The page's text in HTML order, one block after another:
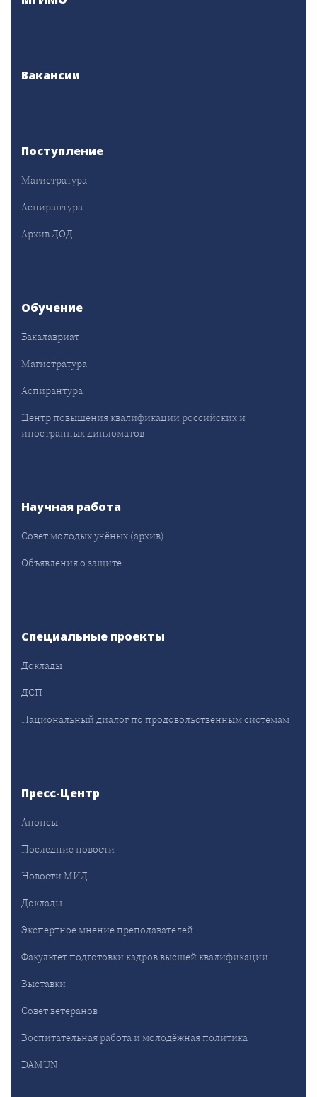
Вакансии
Поступление
Магистратура
Аспирантура
Архив ДОД
Обучение
Бакалавриат
Магистратура
Аспирантура
Центр повышения квалификации российских и
иностранных дипломатов
Научная работа
Совет молодых учёных (архив)
Объявления о защите
Специальные проекты
Доклады
ДСП
Национальный диалог по продовольственным системам
Пресс-Центр
Анонсы
Последние новости
Новости МИД
Доклады
Экспертное мнение преподавателей
Факультет подготовки кадров высшей квалификации
Выставки
Совет ветеранов
Воспитательная работа и молодёжная политика
DAMUN